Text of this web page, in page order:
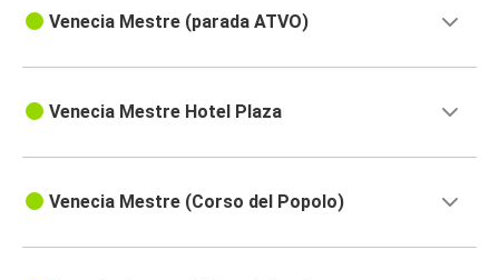
Venecia Mestre (parada ATVO)
Venecia Mestre Hotel Plaza
Venecia Mestre (Corso del Popolo)